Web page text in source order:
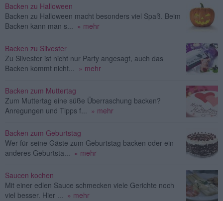
Backen zu Halloween
Backen zu Halloween macht besonders viel Spaß. Beim
Backen kann man s...
» mehr
Backen zu Silvester
Zu Silvester ist nicht nur Party angesagt, auch das
Backen kommt nicht...
» mehr
Backen zum Muttertag
Zum Muttertag eine süße Überraschung backen?
Anregungen und Tipps f...
» mehr
Backen zum Geburtstag
Wer für seine Gäste zum Geburtstag backen oder ein
anderes Geburtsta...
» mehr
Saucen kochen
Mit einer edlen Sauce schmecken viele Gerichte noch
viel besser. Hier ...
» mehr